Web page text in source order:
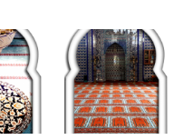
halılarında markanız:
için her türlü
Cami ve mescit